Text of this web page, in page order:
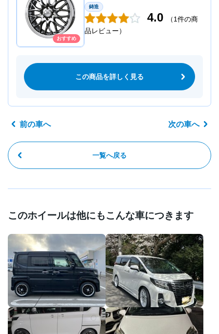
おすすめ
鋳造
4.0
（1件の商
品レビュー）
この商品を詳しく見る
前の車へ
一覧へ戻る
次の車へ
このホイールは他にもこんな車につきます